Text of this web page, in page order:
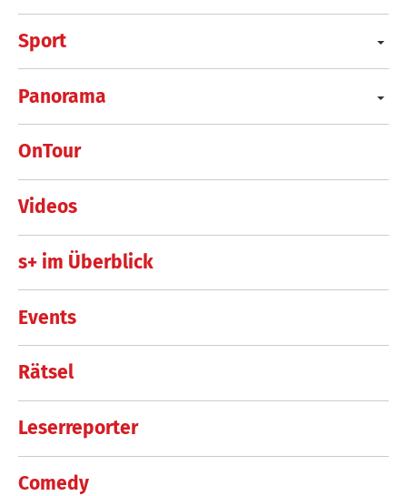
Sport
Panorama
OnTour
Videos
s+ im Überblick
Events
Rätsel
Leserreporter
Comedy